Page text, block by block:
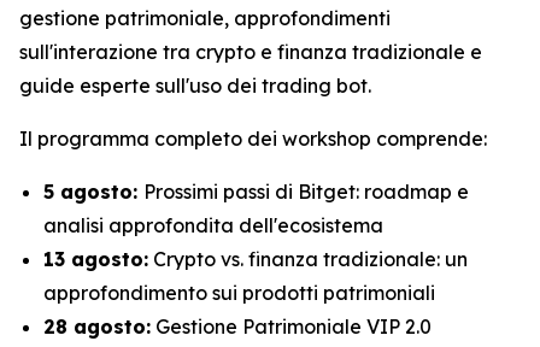
gestione patrimoniale, approfondimenti
sull'interazione tra crypto e finanza tradizionale e
guide esperte sull'uso dei trading bot.
Il programma completo dei workshop comprende:
5 agosto: Prossimi passi di Bitget: roadmap e
analisi approfondita dell'ecosistema
13 agosto: Crypto vs. finanza tradizionale: un
approfondimento sui prodotti patrimoniali
28 agosto: Gestione Patrimoniale VIP 2.0